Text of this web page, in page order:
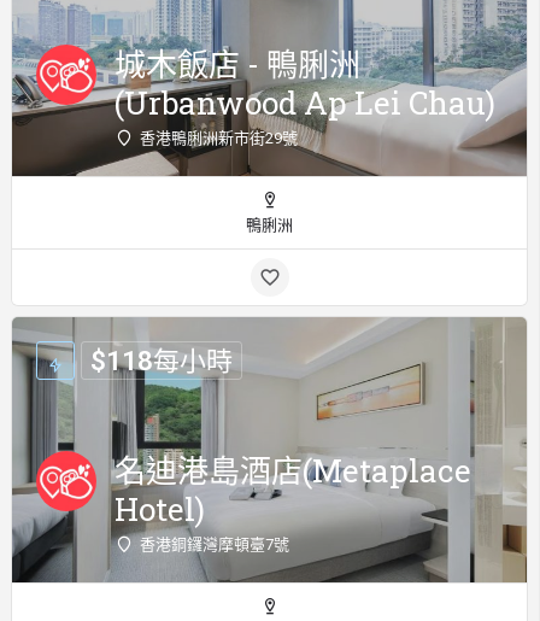
城木飯店 - 鴨脷洲
(Urbanwood Ap Lei Chau)
香港鴨脷洲新市街29號
鴨脷洲
名迪港島酒店(Metaplace
Hotel)
香港銅鑼灣摩頓臺7號
$118每小時